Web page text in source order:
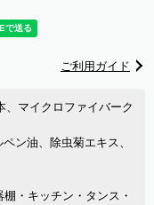
ご利用ガイド
マイクロファイバーク
ン油、除虫菊エキス、
・キッチン・タンス・